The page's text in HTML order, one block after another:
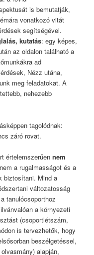
is bemutatják,
vonatkozó vitát
segítségével.
kutatás: egy képes,
az oldalon található a
ad
Nézz utána,
meg feladatokat. A
nehezebb
tagolódnak:
záró rovat.
értelemszerűennem
a rugalmasságot és a
biztosítani. Mind a
változatosság
tanulócsoporthoz
a környezeti
(csoportlétszám,
is tervezhetők, hogy
beszélgetéssel,
alapján,